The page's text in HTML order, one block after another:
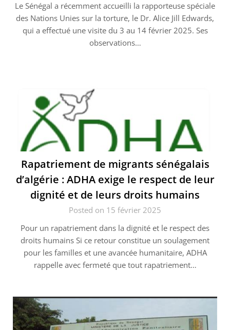
Le Sénégal a récemment accueilli la rapporteuse spéciale
des Nations Unies sur la torture, le Dr. Alice Jill Edwards,
qui a effectué une visite du 3 au 14 février 2025. Ses
observations…
Rapatriement de migrants sénégalais
d’algérie : ADHA exige le respect de leur
dignité et de leurs droits humains
Posted on 15 février 2025
Pour un rapatriement dans la dignité et le respect des
droits humains Si ce retour constitue un soulagement
pour les familles et une avancée humanitaire, ADHA
rappelle avec fermeté que tout rapatriement…